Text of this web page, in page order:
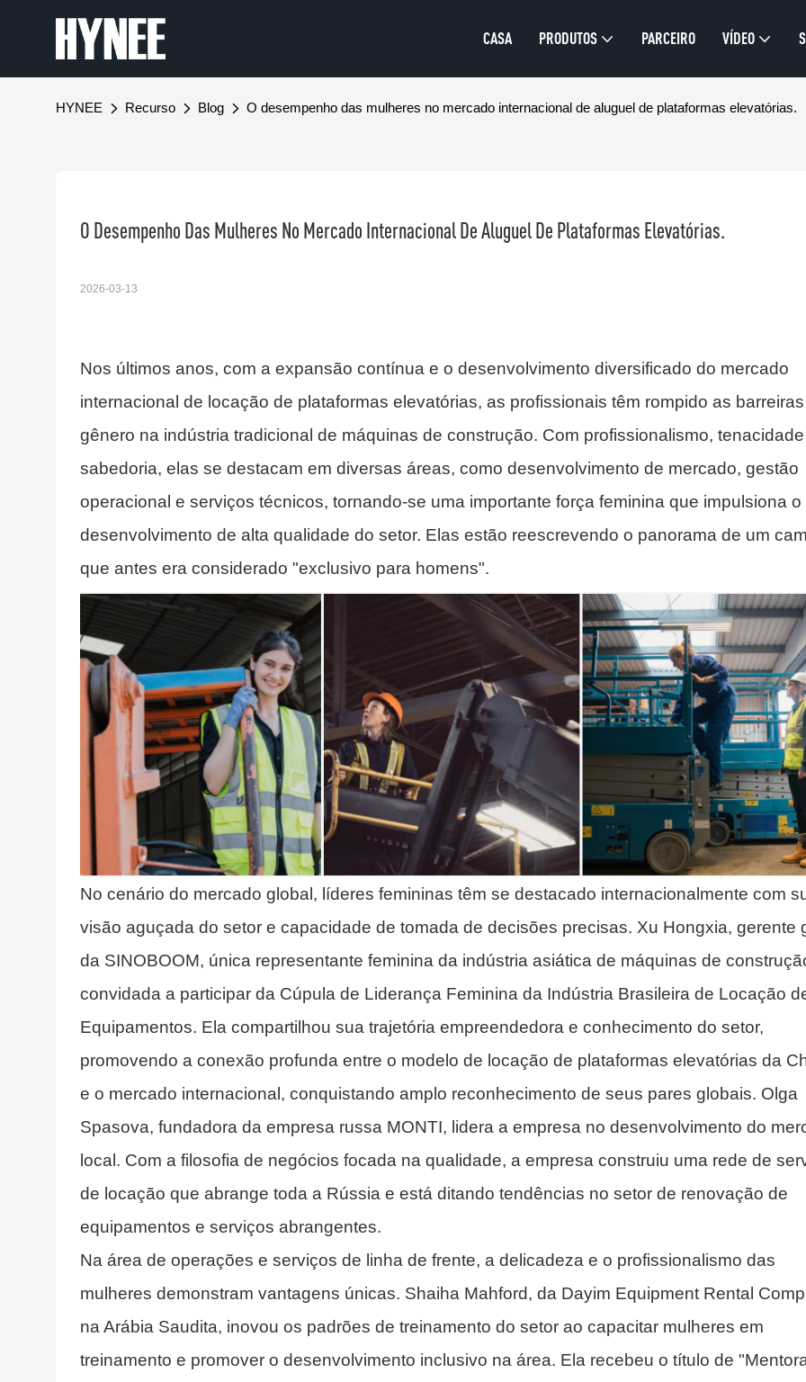
CASA PRODUTOS PARCEIRO VÍDEO
HYNEE Recurso Blog O desempenho das mulheres no mercado internacional de aluguel de plataformas elevatórias.
O Desempenho Das Mulheres No Mercado Internacional De Aluguel De Plataformas Elevatórias.
2026-03-13
Nos últimos anos, com a expansão contínua e o desenvolvimento diversificado do mercado
internacional de locação de plataformas elevatórias, as profissionais têm rompido as
gênero na indústria tradicional de máquinas de construção. Com profissionalismo,
sabedoria, elas se destacam em diversas áreas, como desenvolvimento de mercado, gestão
operacional e serviços técnicos, tornando-se uma importante força feminina que impulsiona o
desenvolvimento de alta qualidade do setor. Elas estão reescrevendo o panorama de um
que antes era considerado "exclusivo para homens".
No cenário do mercado global, líderes femininas têm se destacado internacionalmente com
visão aguçada do setor e capacidade de tomada de decisões precisas. Xu Hongxia, gerente
da SINOBOOM, única representante feminina da indústria asiática de máquinas de
convidada a participar da Cúpula de Liderança Feminina da Indústria Brasileira de Locação
Equipamentos. Ela compartilhou sua trajetória empreendedora e conhecimento do setor,
promovendo a conexão profunda entre o modelo de locação de plataformas elevatórias da
e o mercado internacional, conquistando amplo reconhecimento de seus pares globais. Olga
Spasova, fundadora da empresa russa MONTI, lidera a empresa no desenvolvimento do
local. Com a filosofia de negócios focada na qualidade, a empresa construiu uma rede de
de locação que abrange toda a Rússia e está ditando tendências no setor de renovação de
equipamentos e serviços abrangentes.
Na área de operações e serviços de linha de frente, a delicadeza e o profissionalismo das
mulheres demonstram vantagens únicas. Shaiha Mahford, da Dayim Equipment Rental
na Arábia Saudita, inovou os padrões de treinamento do setor ao capacitar mulheres em
treinamento e promover o desenvolvimento inclusivo na área. Ela recebeu o título de